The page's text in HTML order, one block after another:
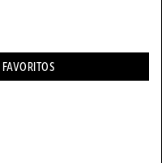
FAVORITOS